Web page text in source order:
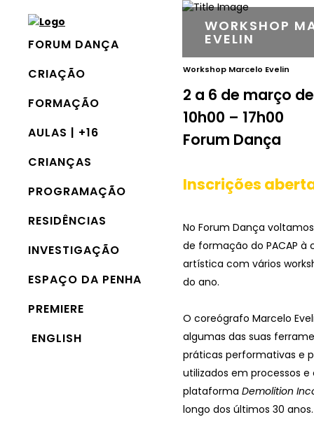
FORUM DANÇA
CRIAÇÃO
FORMAÇÃO
AULAS | +16
CRIANÇAS
PROGRAMAÇÃO
RESIDÊNCIAS
INVESTIGAÇÃO
ESPAÇO DA PENHA
PREMIERE
ENGLISH
WORKSHOP
EVELIN
Workshop Marcelo Evelin
2 a 6 de março
10h00 – 17h00
Forum Dança
Inscrições
No Forum Dança
de formação do PACAP à
artística com vários
do ano.
O coreógrafo Marcelo
algumas das suas
práticas performativas e
utilizados em processos e
plataforma Demolition
longo dos últimos 30